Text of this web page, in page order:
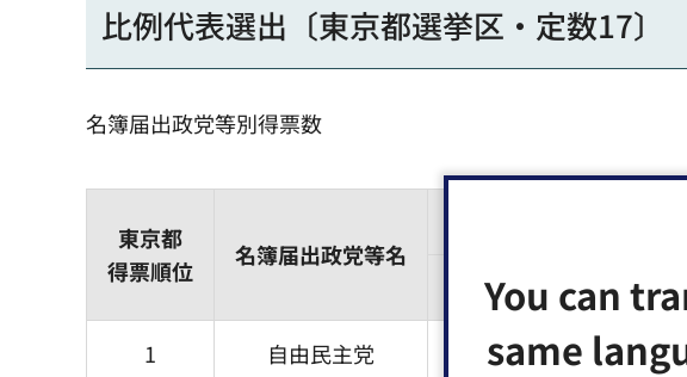
You can
same
比例代表選出〔東京都選挙区・定数17〕
名簿届出政党等別得票数
東京都
得票順位
名簿届出政党等名
江東区
東京都合計
1 自由民主党 90,724 2,665,417